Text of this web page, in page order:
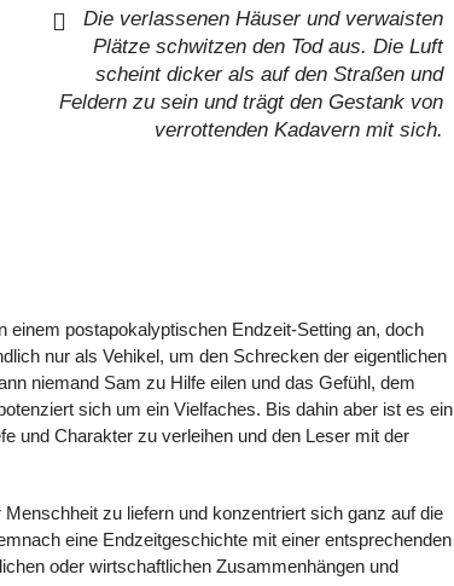
Die verlassenen Häuser und verwaisten
Plätze schwitzen den Tod aus. Die Luft
scheint dicker als auf den Straßen und
Feldern zu sein und trägt den Gestank von
verrottenden Kadavern mit sich.
einem postapokalyptischen Endzeit-Setting an, doch
nur als Vehikel, um den Schrecken der eigentlichen
niemand Sam zu Hilfe eilen und das Gefühl, dem
sich um ein Vielfaches. Bis dahin aber ist es ein
und Charakter zu verleihen und den Leser mit der
zu liefern und konzentriert sich ganz auf die
eine Endzeitgeschichte mit einer entsprechenden
oder wirtschaftlichen Zusammenhängen und